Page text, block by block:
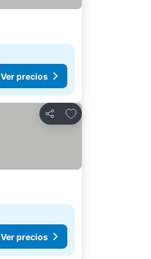
Ver precios
Compartir
Agregar a favoritos
Ver precios